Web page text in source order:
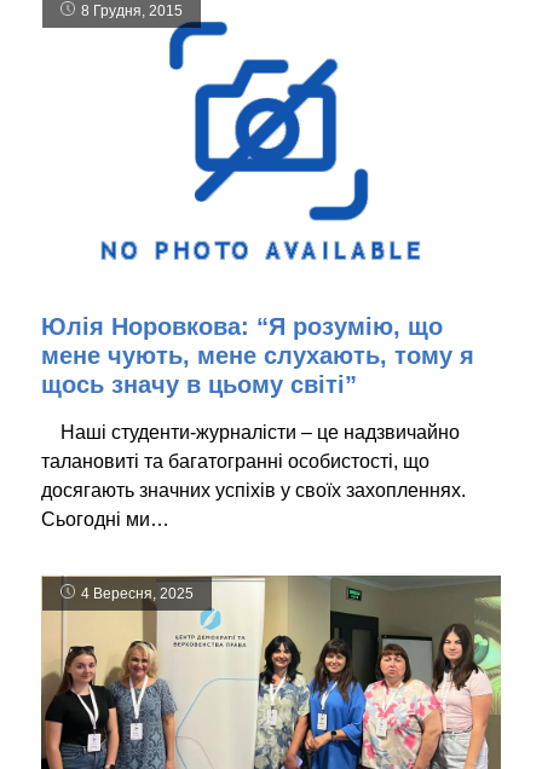
8 Грудня, 2015
Юлія Норовкова: “Я розумію, що
мене чують, мене слухають, тому я
щось значу в цьому світі”
Наші студенти-журналісти – це надзвичайно
талановиті та багатогранні особистості, що
досягають значних успіхів у своїх захопленнях.
Сьогодні ми…
4 Вересня, 2025